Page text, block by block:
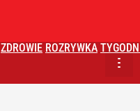
ZDROWIE ROZRYWKA